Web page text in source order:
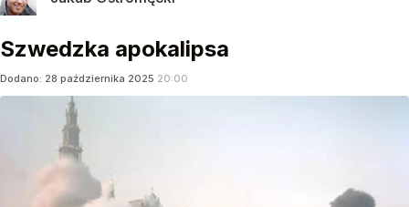
Szwedzka apokalipsa
Dodano: 28 października 2025 20:00